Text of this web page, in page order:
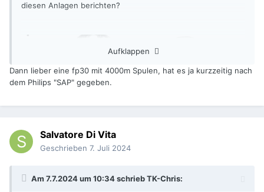
diesen Anlagen berichten?
Aufklappen
Dann lieber eine fp30 mit 4000m Spulen, hat es ja kurzzeitig nach
dem Philips "SAP" gegeben.
Salvatore Di Vita
Geschrieben 7. Juli 2024
Am 7.7.2024 um 10:34 schriebTK-Chris: